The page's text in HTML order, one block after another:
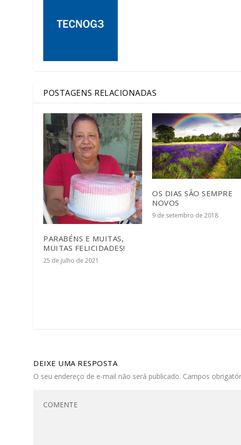
POSTAGENS RELACIONADAS
PARABÉNS E MUITAS,
MUITAS FELICIDADES!
25 de julho de 2021
OS DIAS SÃO SEMPRE
NOVOS
9 de setembro de 2018
DEIXE UMA RESPOSTA
O seu endereço de e-mail não será publicado. Campos